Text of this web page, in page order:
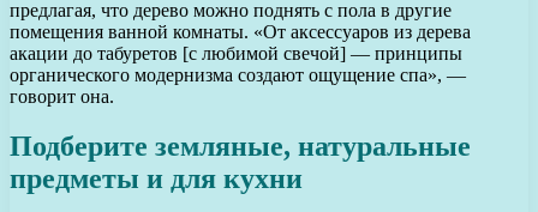
предлагая, что дерево можно поднять с пола в другие
помещения ванной комнаты. «От аксессуаров из дерева
акации до табуретов [с любимой свечой] — принципы
органического модернизма создают ощущение спа», —
говорит она.
Подберите земляные, натуральные
предметы и для кухни